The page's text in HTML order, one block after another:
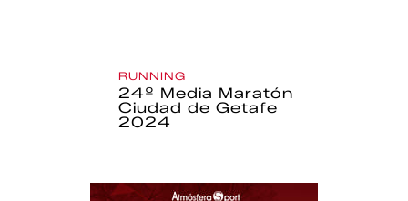
RUNNING
24º Media Maratón
Ciudad de Getafe
2024